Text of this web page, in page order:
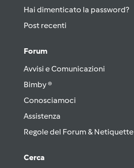
Hai dimenticato la password?
Post recenti
Forum
Avvisi e Comunicazioni
Bimby ®
Conosciamoci
Assistenza
Regole del Forum & Netiquette
Cerca